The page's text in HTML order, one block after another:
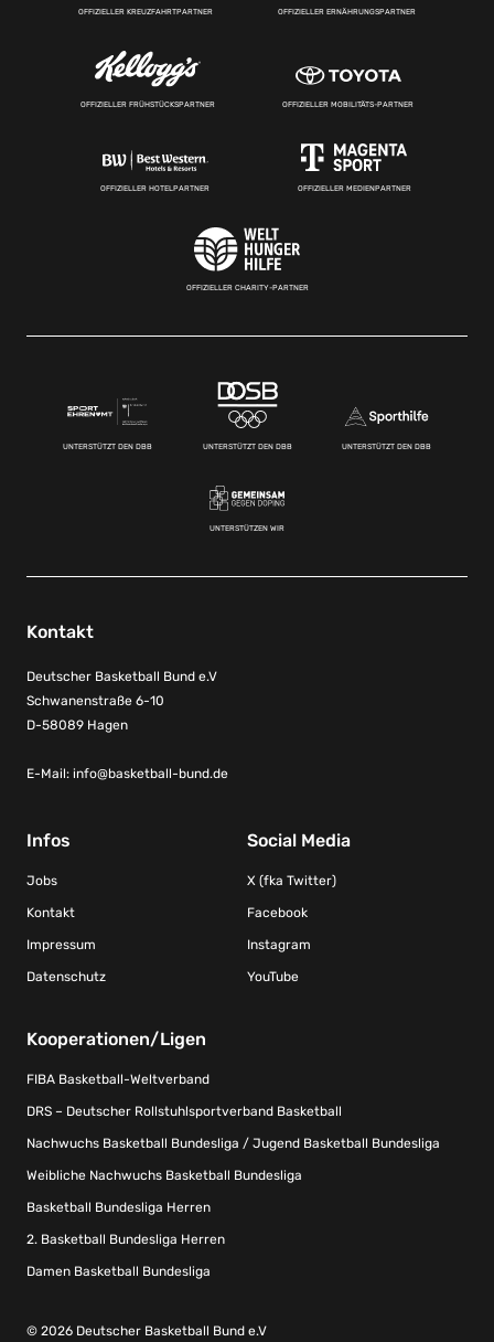
OFFIZIELLER KREUZFAHRTPARTNER OFFIZIELLER ERNÄHRUNGSPARTNER
OFFIZIELLER FRÜHSTÜCKSPARTNER OFFIZIELLER MOBILITÄTS-PARTNER
OFFIZIELLER HOTELPARTNER OFFIZIELLER MEDIENPARTNER
OFFIZIELLER CHARITY-PARTNER
UNTERSTÜTZT DEN DBB UNTERSTÜTZT DEN DBB UNTERSTÜTZT DEN DBB
UNTERSTÜTZEN WIR
Kontakt
Deutscher Basketball Bund e.V
Schwanenstraße 6-10
D-58089 Hagen
E-Mail: info@basketball-bund.de
Infos
Jobs
Kontakt
Impressum
Datenschutz
Social Media
X (fka Twitter)
Facebook
Instagram
YouTube
Kooperationen/Ligen
FIBA Basketball-Weltverband
DRS – Deutscher Rollstuhlsportverband Basketball
Nachwuchs Basketball Bundesliga / Jugend Basketball Bundesliga
Weibliche Nachwuchs Basketball Bundesliga
Basketball Bundesliga Herren
2. Basketball Bundesliga Herren
Damen Basketball Bundesliga
© 2026 Deutscher Basketball Bund e.V